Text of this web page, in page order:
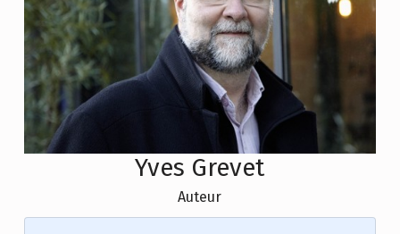
Yves Grevet
Auteur